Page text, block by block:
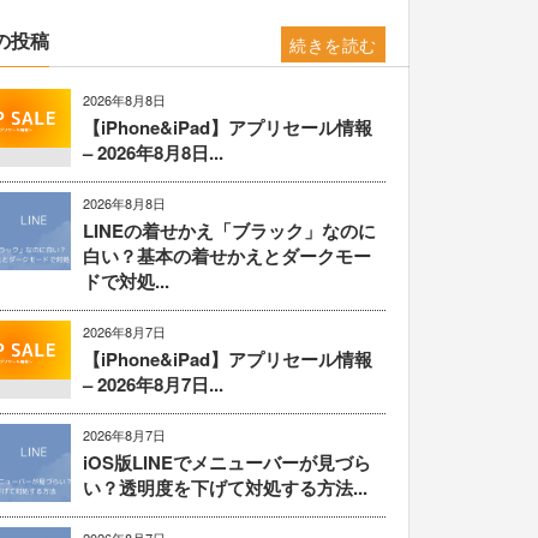
投稿
2026年8月8日
【iPhone&iPad】アプリセール情報
– 2026年8月8日...
2026年8月8日
LINEの着せかえ「ブラック」なのに
白い？基本の着せかえとダークモー
ドで対処...
2026年8月7日
【iPhone&iPad】アプリセール情報
– 2026年8月7日...
2026年8月7日
iOS版LINEでメニューバーが見づら
い？透明度を下げて対処する方法...
続きを読む